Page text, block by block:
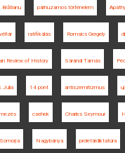
Brătianu párhuzamos történelem
ratifikálás Romsics Gergely
Review of History Sárándi Tamás
Júlia 14 pont antiszemitizmus
csehek Charles Seymour
Somorja Nagybánya proletárdiktatúra